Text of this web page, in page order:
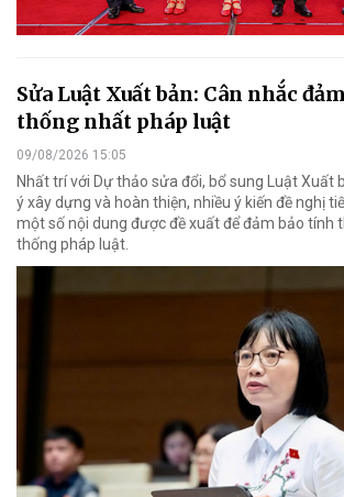
Sửa Luật Xuất bản: Cân nhắc
thống nhất pháp luật
09/08/2026 15:05
Nhất trí với Dự thảo sửa đổi, bổ sung Luật Xuất
ý xây dựng và hoàn thiện, nhiều ý kiến đề nghị
một số nội dung được đề xuất để đảm bảo tính
thống pháp luật.